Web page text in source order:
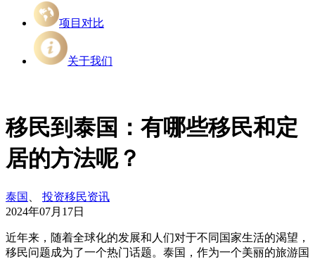
项目对比
关于我们
移民到泰国：有哪些移民和定
居的方法呢？
泰国
投资移民资讯
2024年07月17日
近年来，随着全球化的发展和人们对于不同国家生活的渴望，
移民问题成为了一个热门话题。泰国，作为一个美丽的旅游国